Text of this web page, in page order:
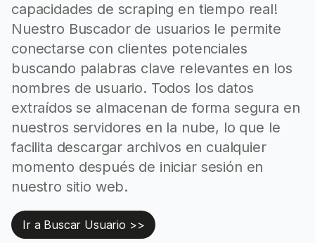
capacidades de scraping en tiempo real!
Nuestro Buscador de usuarios le permite
conectarse con clientes potenciales
buscando palabras clave relevantes en los
nombres de usuario. Todos los datos
extraídos se almacenan de forma segura en
nuestros servidores en la nube, lo que le
facilita descargar archivos en cualquier
momento después de iniciar sesión en
nuestro sitio web.
Ir a Buscar Usuario >>